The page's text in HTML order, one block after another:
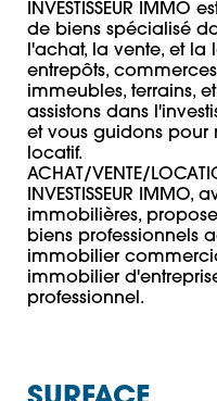
INVESTISSEUR
de biens spécialisé
l'achat, la vente, et
entrepôts,
immeubles, terrains,
assistons dans
et vous guidons pour
locatif.
ACHAT/VENTE/
INVESTISSEUR
immobilières,
biens professionnels
immobilier
immobilier